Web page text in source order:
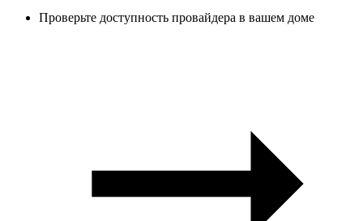
Проверьте доступность провайдера в вашем доме